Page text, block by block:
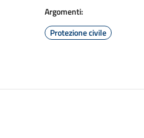
Argomenti:
Protezione civile